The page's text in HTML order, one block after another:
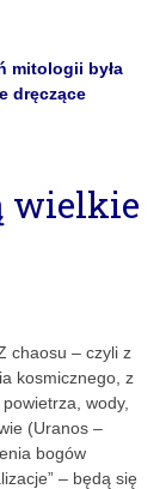
mitologii była
dręczące
wielkie
chaosu – czyli z
kosmicznego, z
wody,
(Uranos –
bogów
– będą się